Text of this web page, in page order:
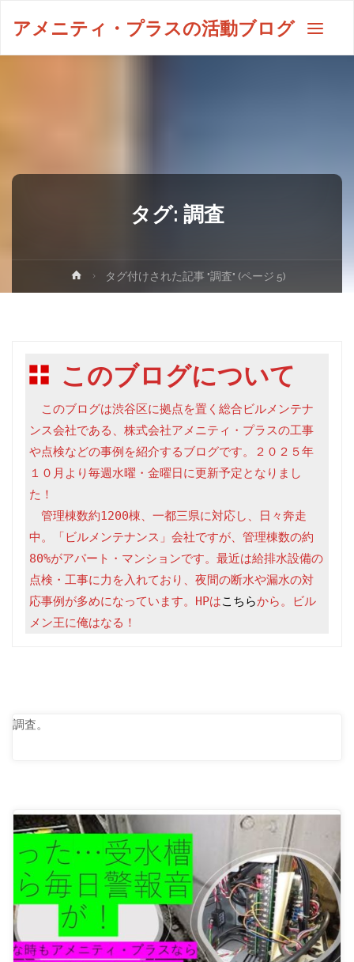
アメニティ・プラスの活動ブログ
タグ: 調査
タグ付けされた記事 "調査" (ページ 5)
このブログについて
このブログは渋谷区に拠点を置く総合ビルメンテナ
ンス会社である、株式会社アメニティ・プラスの工事
や点検などの事例を紹介するブログです。２０２５年
１０月より毎週水曜・金曜日に更新予定となりまし
た！
管理棟数約1200棟、一都三県に対応し、日々奔走
中。「ビルメンテナンス」会社ですが、管理棟数の約
80%がアパート・マンションです。最近は給排水設備の
点検・工事に力を入れており、夜間の断水や漏水の対
応事例が多めになっています。HPはこちらから。ビル
メン王に俺はなる！
調査。